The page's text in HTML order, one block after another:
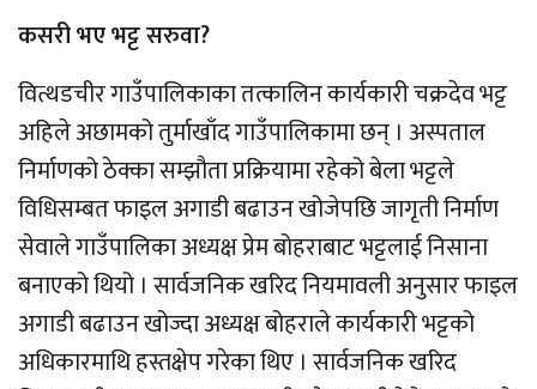
कसरी भए भट्ट सरुवा?
वित्थडचीर गाउँपालिकाका तत्कालिन कार्यकारी चक्रदेव भट्ट
अहिले अछामको तुर्माखाँद गाउँपालिकामा छन् । अस्पताल
निर्माणको ठेक्का सम्झौता प्रक्रियामा रहेको बेला भट्टले
विधिसम्बत फाइल अगाडी बढाउन खोजेपछि जागृती निर्माण
सेवाले गाउँपालिका अध्यक्ष प्रेम बोहराबाट भट्टलाई निसाना
बनाएको थियो । सार्वजनिक खरिद नियमावली अनुसार फाइल
अगाडी बढाउन खोज्दा अध्यक्ष बोहराले कार्यकारी भट्टको
अधिकारमाथि हस्तक्षेप गरेका थिए । सार्वजनिक खरिद